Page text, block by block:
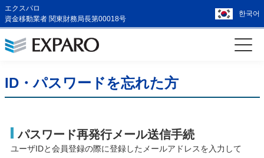
エクスパロ
資金移動業者 関東財務局長第00018号
한국어
ID・パスワードを忘れた方
パスワード再発行メール送信手続
ユーザIDと会員登録の際に登録したメールアドレスを入力して